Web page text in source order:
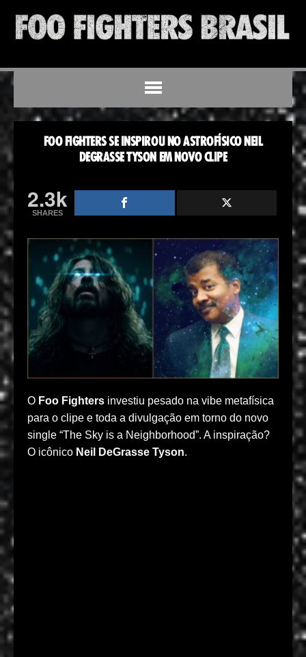
FOO FIGHTERS SE INSPIROU NO ASTROFÍSICO NEIL
DEGRASSE TYSON EM NOVO CLIPE
2.3k
SHARES
O Foo Fighters investiu pesado na vibe metafísica
para o clipe e toda a divulgação em torno do novo
single “The Sky is a Neighborhood”. A inspiração?
O icônico Neil DeGrasse Tyson.